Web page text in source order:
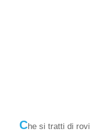
Che si tratti di